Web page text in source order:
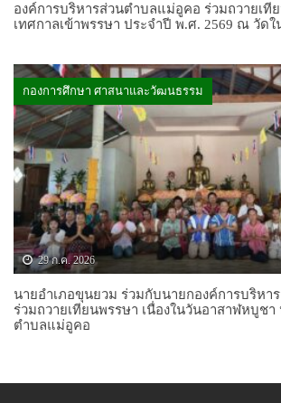
องค์การบริหารส่วนตำบลแม่อูคอ ร่วมถวายเที
เทศกาลเข้าพรรษา ประจำปี พ.ศ. 2569 ณ วัด
กองการศึกษา ศาสนาและวัฒนธรรม
29 ก.ค. 2026
นายอำเภอขุนยวม ร่วมกับนายกองค์การบริหา
ร่วมถวายเทียนพรรษา เนื่องในวันอาสาฬหบูชา
ตำบลแม่อูคอ